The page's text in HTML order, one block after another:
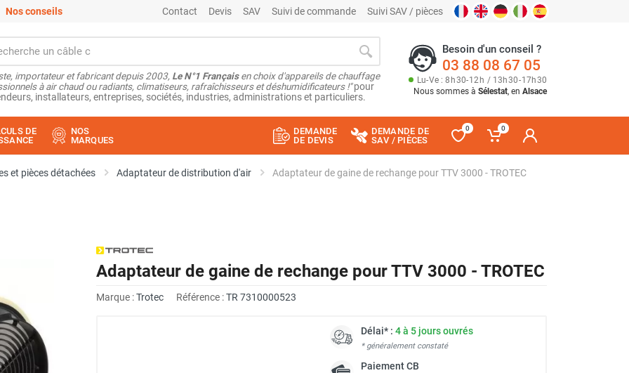
Nos conseils Contact Devis SAV Suivi de commande Suivi SAV / pièces
importateur et fabricant depuis 2003, Le N°1 Françaisen choix d'appareils de chauffage
à air chaud ou radiants, climatiseurs, rafraîchisseurs et déshumidificateurs !"pour
installateurs, entreprises, sociétés, industries, administrations et particuliers.
Besoin d'un conseil ?
03 88 08 67 05
Lu-Ve : 8h30-12h / 13h30-17h30
Nous sommes à Sélestat, en Alsace
DE
NOS
MARQUES
DEMANDE
DE DEVIS
DEMANDE DE
SAV / PIÈCES
0 0
et pièces détachées Adaptateur de distribution d'air Adaptateur de gaine de rechange pour TTV 3000 - TROTEC
Adaptateur de gaine de rechange pour TTV 3000 - TROTEC
Marque :Trotec Référence :TR 7310000523
Délai* : 4 à 5 jours ouvrés
* généralement constaté
PaiementCB